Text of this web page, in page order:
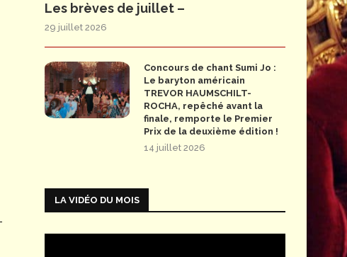
Les brèves de juillet –
29 juillet 2026
Concours de chant Sumi Jo :
Le baryton américain
TREVOR HAUMSCHILT-
ROCHA, repêché avant la
finale, remporte le Premier
Prix de la deuxième édition !
14 juillet 2026
LA VIDÉO DU MOIS